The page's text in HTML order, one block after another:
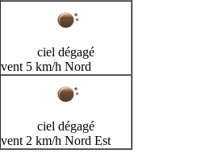
ciel dégagé
vent 5 km/h Nord
ciel dégagé
vent 2 km/h Nord Est